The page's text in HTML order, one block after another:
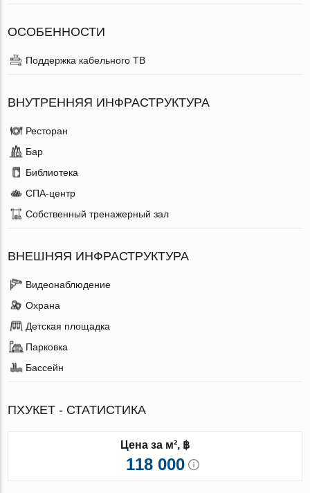
ОСОБЕННОСТИ
Поддержка кабельного ТВ
ВНУТРЕННЯЯ ИНФРАСТРУКТУРА
Ресторан
Бар
Библиотека
СПА-центр
Собственный тренажерный зал
ВНЕШНЯЯ ИНФРАСТРУКТУРА
Видеонаблюдение
Охрана
Детская площадка
Парковка
Бассейн
ПХУКЕТ - СТАТИСТИКА
Цена за м², ฿
118 000